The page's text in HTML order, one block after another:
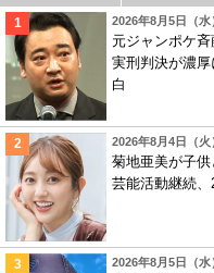
2026年8月5日（水
元ジャンポケ
実刑判決が濃
白
2026年8月4日（火
菊地亜美が子
芸能活動継続
2026年8月5日（